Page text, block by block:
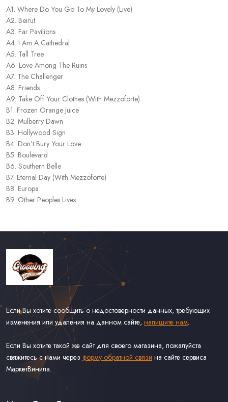
A1. Where Do You Go To My Lovely (Live)
A2. Beirut
A3. Far Pavilions
A4. I Am A Cathedral
A5. Tall Tree
A6. Love Among The Ruins
A7. The Challenger
A8. Friends
A9. Take Off Your Clothes (With Mezzoforte)
B1. Frozen Orange Juice
B2. Mulberry Dawn
B3. Hollywood Sign
B4. Don't Bury Your Love
B5. Boulevard
B6. Southern Belle
B7. Eternal Day (With Mezzoforte)
B8. Europa
B9. Other Peoples Lives
Если Вы хотите сообщить о недостоверности данных, требующих
изменения или удаления на данном сайте, напишите нам.
Если Вы хотите такой же сайт для своего магазина, пожалуйста
свяжитесь с нами через форму обратной связи на сайте сервиса
МаркетВинила.